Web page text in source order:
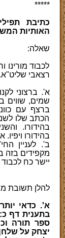
*****
כתיבת
האותיות
שאלה:
לכבוד מורינו
רצאבי שליט"א.
א'. ברצוני
שמים, שווים
ברצף עם
הכתב שלו
בהידורו.
בהידורו
ב'. לעניין
מקפידים בזה
יישר כח
להלן תשובת
א'. כדאי
בתענית דף
ספר תורה
יצחק על